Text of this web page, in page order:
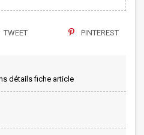
TWEET PINTEREST
détails fiche article